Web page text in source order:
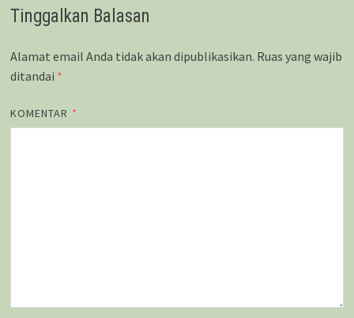
Tinggalkan Balasan
Alamat email Anda tidak akan dipublikasikan. Ruas yang wajib
ditandai *
KOMENTAR *